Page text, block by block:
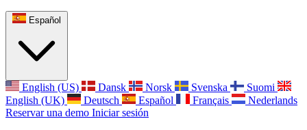
Español
English (US) Dansk Norsk Svenska
Suomi
English (UK)
Deutsch Español Français
Nederlands
Reservar una demo Iniciar sesión